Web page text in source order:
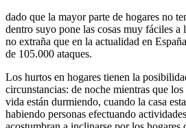
dado que la mayor parte de hogares no
dentro suyo pone las cosas muy fáciles a
no extraña que en la actualidad en
de 105.000 ataques.
Los hurtos en hogares tienen la
circunstancias: de noche mientras que
vida están durmiendo, cuando la casa
habiendo personas efectuando